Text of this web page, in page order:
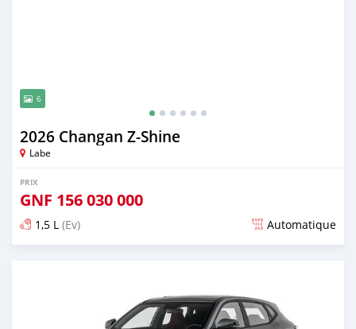
6
2026 Changan Z-Shine
Labe
PRIX
GNF 156 030 000
1,5 L (Ev) Automatique